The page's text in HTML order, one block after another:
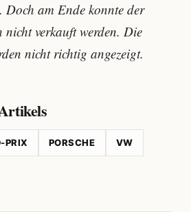
am Ende konnte der
nicht verkauft werden. Die
nicht richtig angezeigt.
PRIX PORSCHE VW